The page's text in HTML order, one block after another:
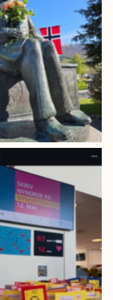
bautaen
vart pynta
blomebukett
Mållag.
vgs er
ein
skikkeleg